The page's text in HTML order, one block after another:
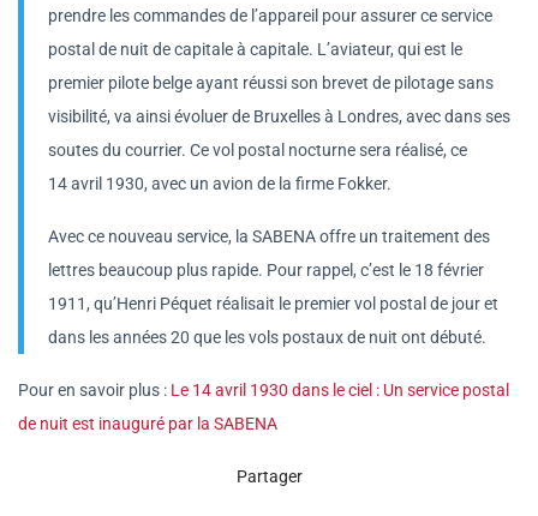
prendre les commandes de l’appareil pour assurer ce service
postal de nuit de capitale à capitale. L’aviateur, qui est le
premier pilote belge ayant réussi son brevet de pilotage sans
visibilité, va ainsi évoluer de Bruxelles à Londres, avec dans ses
soutes du courrier. Ce vol postal nocturne sera réalisé, ce
14 avril 1930, avec un avion de la firme Fokker.
Avec ce nouveau service, la SABENA offre un traitement des
lettres beaucoup plus rapide. Pour rappel, c’est le 18 février
1911, qu’Henri Péquet réalisait le premier vol postal de jour et
dans les années 20 que les vols postaux de nuit ont débuté.
Pour en savoir plus : Le 14 avril 1930 dans le ciel : Un service postal
de nuit est inauguré par la SABENA
Partager